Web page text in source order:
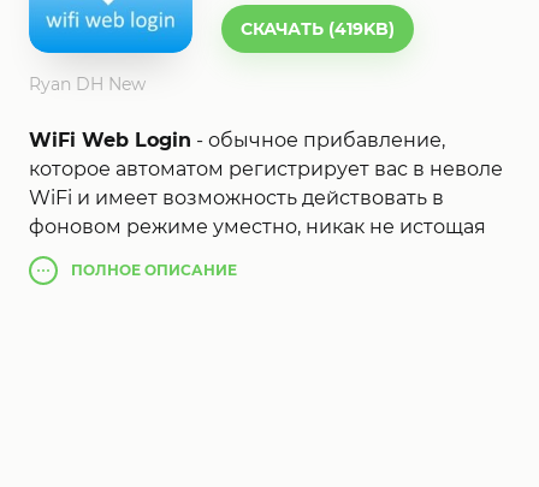
СКАЧАТЬ (419KB)
Ryan DH New
WiFi Web Login - обычное прибавление,
которое автоматом регистрирует вас в неволе
WiFi и имеет возможность действовать в
фоновом режиме уместно, никак не истощая
батареи. Он поддерживает новые Android 5.1.1
Наверное 8000 + коммерческих загрузок с
ПОЛНОЕ ОПИСАНИЕ